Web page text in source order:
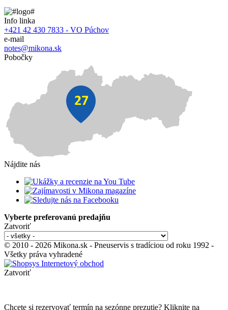
Info linka
+421 42 430 7833 - VO Púchov
e-mail
notes@mikona.sk
Pobočky
Nájdite nás
Vyberte preferovanú predajňu
Zatvoriť
© 2010 - 2026 Mikona.sk - Pneuservis s tradíciou od roku 1992 -
Všetky práva vyhradené
Zatvoriť
Chcete si rezervovať termín na sezónne prezutie? Kliknite na